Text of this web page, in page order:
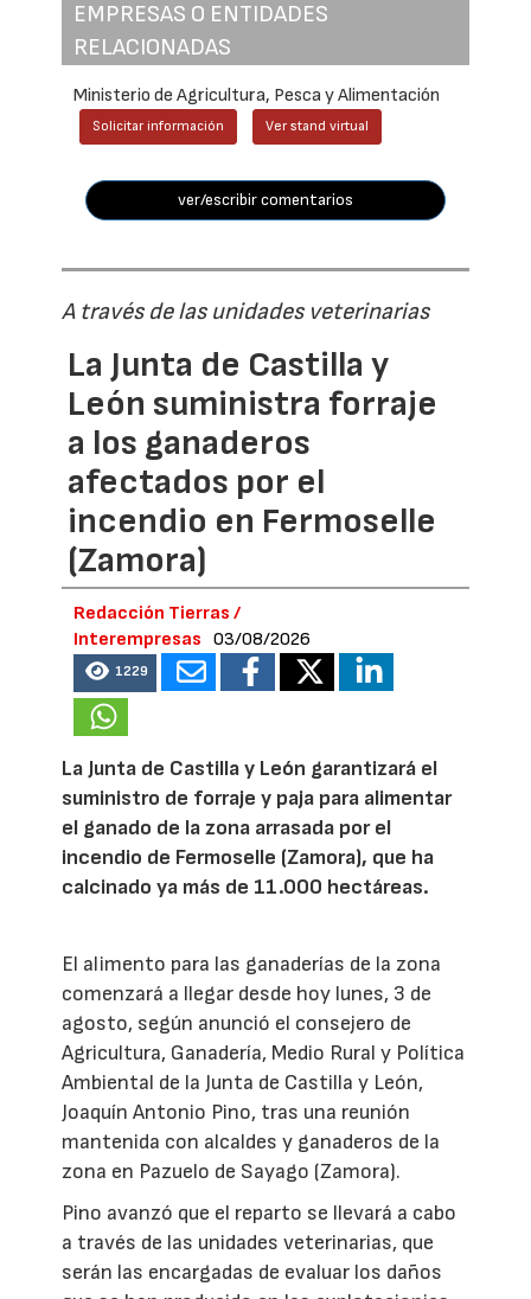
EMPRESAS O ENTIDADES
RELACIONADAS
Ministerio de Agricultura, Pesca y Alimentación
Solicitar información Ver stand virtual
ver/escribir comentarios
A través de las unidades veterinarias
La Junta de Castilla y
León suministra forraje
a los ganaderos
afectados por el
incendio en Fermoselle
(Zamora)
Redacción Tierras /
Interempresas
03/08/2026
1229
La Junta de Castilla y León garantizará el
suministro de forraje y paja para alimentar
el ganado de la zona arrasada por el
incendio de Fermoselle (Zamora), que ha
calcinado ya más de 11.000 hectáreas.
El alimento para las ganaderías de la zona
comenzará a llegar desde hoy lunes, 3 de
agosto, según anunció el consejero de
Agricultura, Ganadería, Medio Rural y Política
Ambiental de la Junta de Castilla y León,
Joaquín Antonio Pino, tras una reunión
mantenida con alcaldes y ganaderos de la
zona en Pazuelo de Sayago (Zamora).
Pino avanzó que el reparto se llevará a cabo
a través de las unidades veterinarias, que
serán las encargadas de evaluar los daños